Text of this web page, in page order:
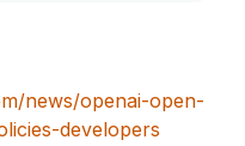
news/openai-open-
developers